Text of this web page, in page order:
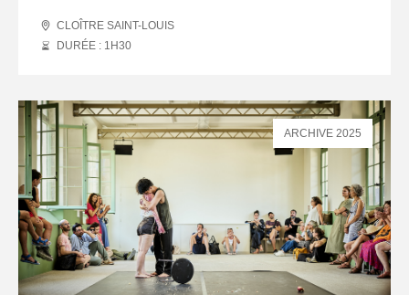
CLOÎTRE SAINT-LOUIS
DURÉE : 1 H30
ARCHIVE 2025